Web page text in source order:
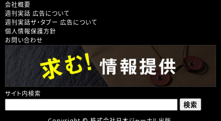
会社概要
週刊実話 広告について
週刊実話ザ・タブー 広告について
個人情報保護方針
お問い合わせ
サイト内検索